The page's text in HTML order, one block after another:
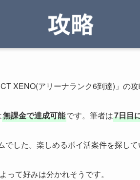
XENO(アリーナランク6到達)」の攻
無課金で達成可能です。筆者は7日目
した。楽しめるポイ活案件を探して
って好みは分かれそうです。